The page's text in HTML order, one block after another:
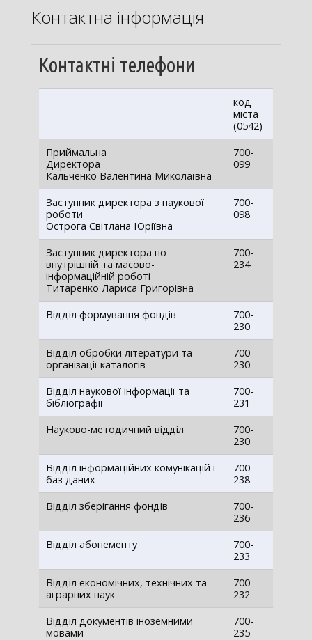
Контактна інформація
Контактні телефони
код
міста
(0542)
Приймальна
Директора
Кальченко Валентина Миколаївна
700-
099
Заступник директора з наукової
роботи
Острога Світлана Юріївна
700-
098
Заступник директора по
внутрішній та масово-
інформаційній роботі
Титаренко Лариса Григорівна
700-
234
Відділ формування фондів
700-
230
Відділ обробки літератури та
організації каталогів
700-
230
Відділ наукової інформації та
бібліографії
700-
231
Науково-методичний відділ
700-
230
Відділ інформаційних комунікацій і
баз даних
700-
238
Відділ зберігання фондів
700-
236
Відділ абонементу
700-
233
Відділ економічних, технічних та
аграрних наук
700-
232
Відділ документів іноземними
мовами
700-
235